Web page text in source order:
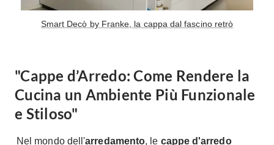
Smart Decò by Franke, la cappa dal fascino retrò
"Cappe d’Arredo: Come Rendere la
Cucina un Ambiente Più Funzionale
e Stiloso"
Nel mondo dell'arredamento, le cappe d'arredo